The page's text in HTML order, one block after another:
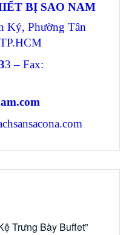
BỊ SAO NAM
Ký, Phường Tân
3 – Fax:
Trưng Bày Buffet”